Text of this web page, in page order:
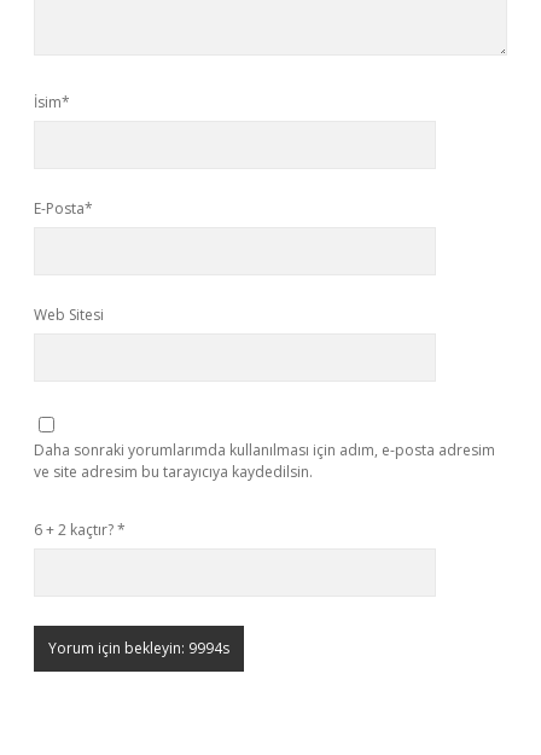
İsim*
E-Posta*
Web Sitesi
Daha sonraki yorumlarımda kullanılması için adım, e-posta adresim
ve site adresim bu tarayıcıya kaydedilsin.
6 + 2 kaçtır?*